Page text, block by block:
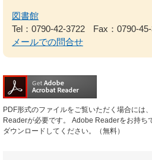
図書館
Tel：0790-42-3722
Fax：0790-
メールでの問合せ
PDF形式のファイルをご覧いただく場合には
Readerが必要です。
Adobe Readerをお持ち
ダウンロードしてください。（無料）